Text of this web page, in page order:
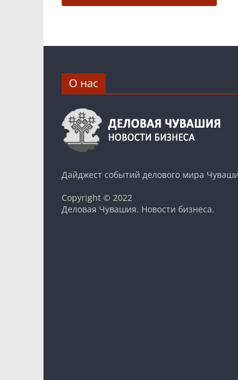
О нас
Дайджест событий делового мира
Copyright © 2022
Деловая Чувашия. Новости бизнеса.